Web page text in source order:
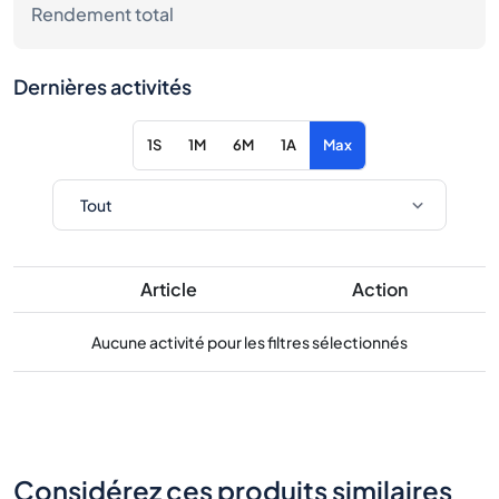
Rendement total
Dernières activités
1S 1M 6M 1A Max
Article Action
Aucune activité pour les filtres sélectionnés
Considérez ces produits similaires